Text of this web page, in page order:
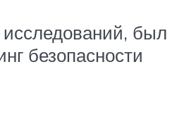
исследований, был
безопасности